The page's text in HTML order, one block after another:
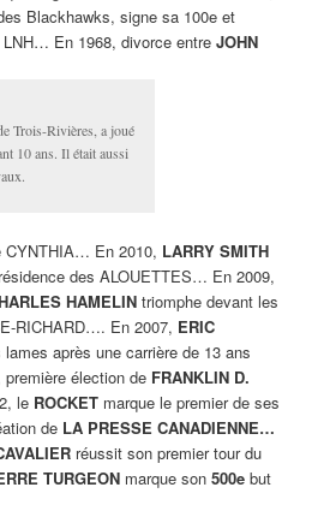
Blackhawks, signe sa 100e et
LNH… En 1968, divorce entreJOHN
Trois-Rivières, a joué
10 ans. Il était aussi
CYNTHIA… En 2010, LARRY SMITH
des ALOUETTES… En 2009,
HAMELIN triomphe devant les
RICHARD…. En 2007, ERIC
après une carrière de 13 ans
élection de FRANKLIN D.
le ROCKET marque le premier de ses
de LA PRESSE CANADIENNE…
réussit son premier tour du
TURGEON marque son500e but